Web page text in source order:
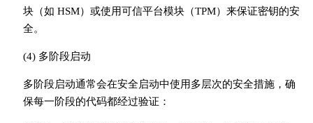
块（如 HSM）或使用可信平台模块（TPM）来保证密钥的安
全。
(4) 多阶段启动
多阶段启动通常会在安全启动中使用多层次的安全措施，确
保每一阶段的代码都经过验证：